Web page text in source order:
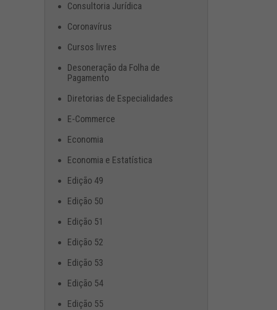
Consultoria Jurídica
Coronavírus
Cursos livres
Desoneração da Folha de
Pagamento
Diretorias de Especialidades
E-Commerce
Economia
Economia e Estatística
Edição 49
Edição 50
Edição 51
Edição 52
Edição 53
Edição 54
Edição 55